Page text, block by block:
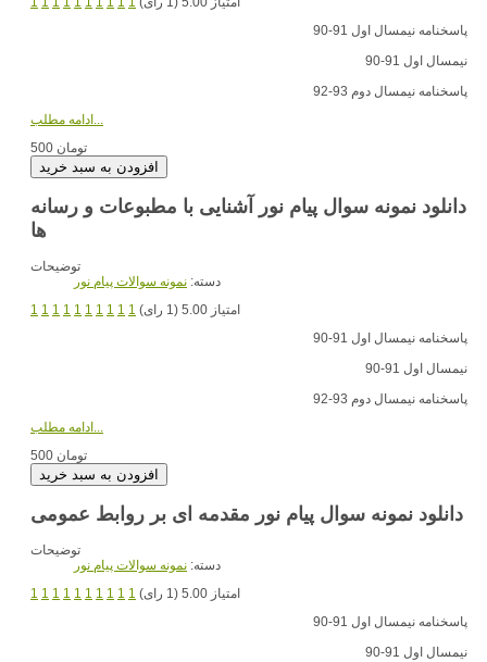
پاسخنامه نیمسال اول 91-90
نیمسال اول 91-90
پاسخنامه نیمسال دوم 93-92
500 تومان
دانلود نمونه سوال پیام نور آشنایی با مطبوعات و رسانه
ها
توضیحات
دسته: نمونه سوالات پیام نور
1 1 1 1 1 1 1 1 1 1
امتیاز 5.00 (1 رای)
پاسخنامه نیمسال اول 91-90
نیمسال اول 91-90
پاسخنامه نیمسال دوم 93-92
500 تومان
دانلود نمونه سوال پیام نور مقدمه ای بر روابط عمومی
توضیحات
دسته: نمونه سوالات پیام نور
1 1 1 1 1 1 1 1 1 1
امتیاز 5.00 (1 رای)
پاسخنامه نیمسال اول 91-90
نیمسال اول 91-90